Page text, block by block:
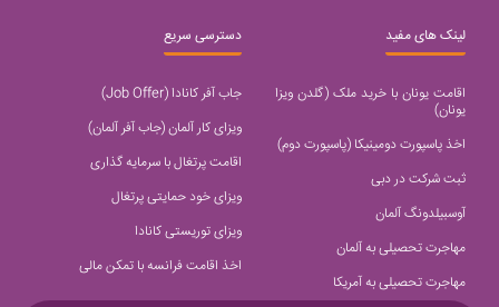
لینک های مفید
اقامت یونان با خرید ملک (گلدن ویزا
یونان)
اخذ پاسپورت دومینیکا (پاسپورت دوم)
ثبت شرکت در دبی
آوسبیلدونگ آلمان
مهاجرت تحصیلی به آلمان
مهاجرت تحصیلی به آمریکا
دسترسی سریع
جاب آفر کانادا (Job Offer)
ویزای کار آلمان (جاب آفر آلمان)
اقامت پرتغال با سرمایه گذاری
ویزای خود حمایتی پرتغال
ویزای توریستی کانادا
اخذ اقامت فرانسه با تمکن مالی